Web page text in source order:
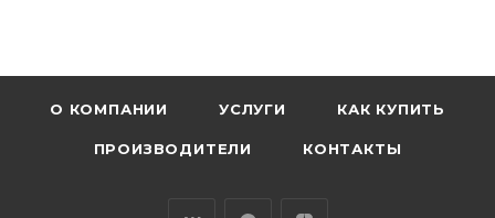
О КОМПАНИИ УСЛУГИ КАК КУПИТЬ
ПРОИЗВОДИТЕЛИ КОНТАКТЫ